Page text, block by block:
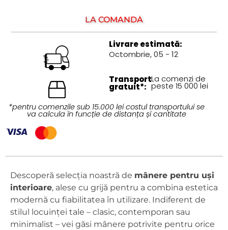
LA COMANDĂ
Livrare estimată:
Octombrie, 05 - 12
Transport
gratuit*:
La comenzi de
peste 15 000 lei
*pentru comenzile sub 15.000 lei costul transportului se
va calcula în funcție de distanța și cantitate
Descoperă selecția noastră de mânere pentru uși
interioare, alese cu grijă pentru a combina estetica
modernă cu fiabilitatea în utilizare. Indiferent de
stilul locuinței tale – clasic, contemporan sau
minimalist – vei găsi mânere potrivite pentru orice